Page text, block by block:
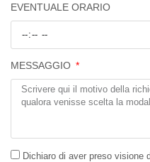
EVENTUALE ORARIO
MESSAGGIO
Dichiaro di aver preso visione